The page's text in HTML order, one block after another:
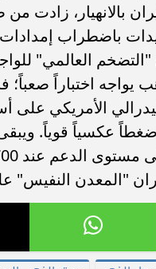
بالانهيار، زادت
باضطراب
"التضخم العالمي"
يواجه اختباراً صعباً؛
الأمريكي على
عكسياً قوياً.
"المعدن النفيس"